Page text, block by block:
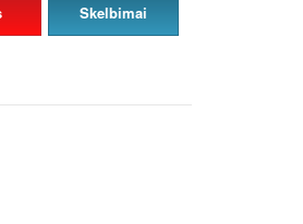
Skelbimai